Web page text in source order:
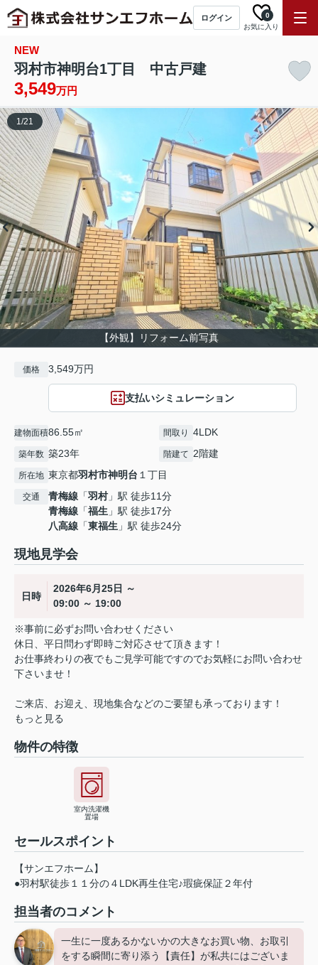
ログイン
お気に入り
0
NEW
羽村市神明台1丁目 中古戸建
3,549万円
【外観】リフォーム前写真
1/21
価格 3,549万円
支払いシミュレーション
建物面積86.55㎡ 間取り 4LDK
築年数 築23年 階建て 2階建
所在地 東京都羽村市神明台 １丁目
交通 青梅線 「羽村」駅 徒歩11分
青梅線 「福生 」駅 徒歩17分
八高線 「東福生 」駅 徒歩24分
現地見学会
日時
2026年6月25日 ～
09:00 ～ 19:00
※事前に必ずお問い合わせください
休日、平日問わず即時ご対応させて頂きます！
お仕事終わりの夜でもご見学可能ですのでお気軽にお問い合わせ
下さいませ！
ご来店、お迎え、現地集合などのご要望も承っております！
もっと見る
物件の特徴
室内洗濯機
置場
セールスポイント
【サンエフホーム】
●羽村駅徒歩１１分の４LDK再生住宅♪瑕疵保証２年付
担当者のコメント
一生に一度あるかないかの大きなお買い物、お取引
をする瞬間に寄り添う【責任】が私共にはございま